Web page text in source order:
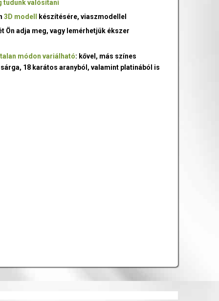
tudunk valósítani
3D modell
készítésére, viaszmodellel
Ön adja meg, vagy lemérhetjük ékszer
módon variálható: kővel, más színes
18 karátos aranyból, valamint platinából is